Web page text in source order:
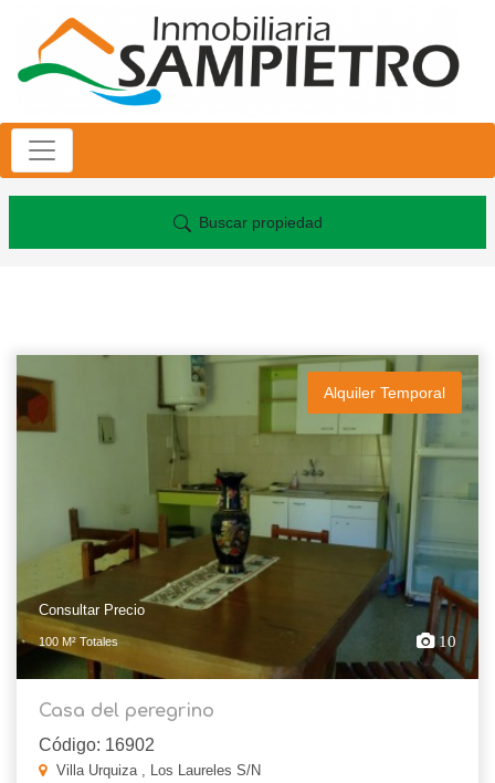
Buscar propiedad
Alquiler Temporal
Consultar Precio
100 M² Totales 10
Casa del peregrino
Código: 16902
Villa Urquiza , Los Laureles S/N